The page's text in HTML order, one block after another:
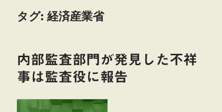
タグ:経済産業省
内部監査部門が発見した不祥
事は監査役に報告